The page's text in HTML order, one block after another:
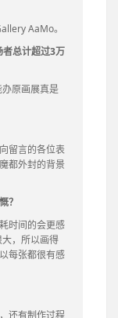
AaMo。
者总计超过3万
原画展真是
留言的各位表
都外封的背景
？
时间的会更感
，所以画得
每张都很有感
还有制作过程